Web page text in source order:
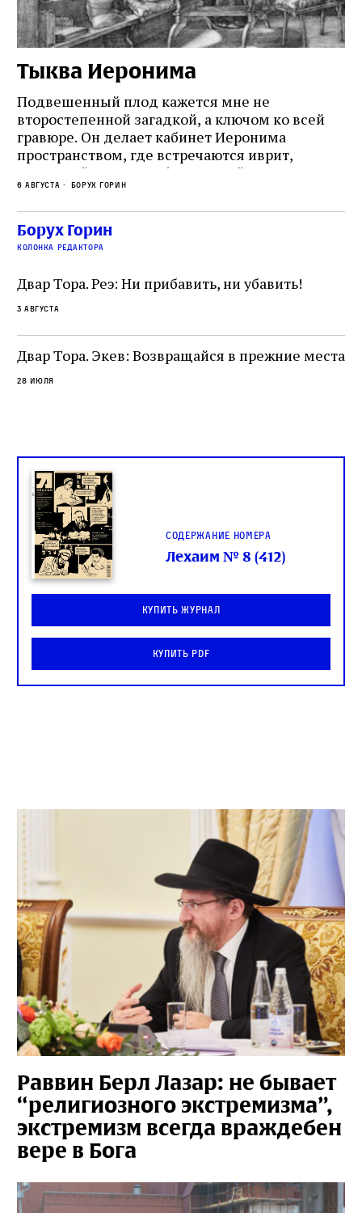
Тыква Иеронима
Подвешенный плод кажется мне не
второстепенной загадкой, а ключом ко всей
гравюре. Он делает кабинет Иеронима
пространством, где встречаются иврит,
греческий и латынь; буквальный смысл и
церковная традиция; филологическая
точность и понятность; переводчик,
убеждённый в необходимости исправления, и
читатель, воспринимающий исправление как
не просто покровитель переводчиков,
окружённый книгами. Перед нами человек,
одно решение которого вызвало возмущение
целой общины и стало частью многовекового
спора о том, кому принадлежит последнее
слово в переводе Библии
6 августа Борух Горин
Борух Горин
колонка редактора
Двар Тора. Реэ: Ни прибавить, ни убавить!
3 августа
Двар Тора. Экев: Возвращайся в прежние места
28 июля
Содержание номера
Лехаим № 8 (412)
Купить журнал
Купить PDF
Раввин Берл Лазар: не бывает
“религиозного экстремизма”,
экстремизм всегда враждебен
вере в Бога